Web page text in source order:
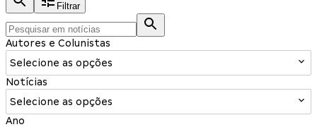
Filtrar
Autores e Colunistas
Selecione as opções
Notícias
Selecione as opções
Ano